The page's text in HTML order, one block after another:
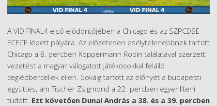
A VID FINAL4 első elődöntőjében a Chicago és az SZPCDSE-
ECECE lépett pályára. Az előzetesen esélytelenebbnek tartott
Chicago a 8. percben Koppermann Robin találatával szerzett
vezetést a magyar válogatott játékosokkal felálló
ceglédberceliek ellen. Sokáig tartott az előnyét a budapesti
együttes, ám Fischer Zsigmond a 22. percben egyenlíteni
tudott. Ezt követően Dunai András a 38. és a 39. percben